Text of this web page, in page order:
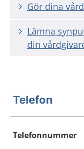
Gör dina
Lämna
din
Telefon
Telefonnummer